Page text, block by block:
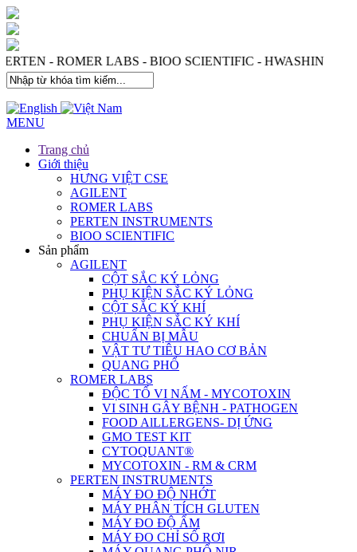
- ROMER LABS - BIOO SCIENTIFIC - HWASHIN
MENU
Trang chủ
Giới thiệu
HƯNG VIỆT CSE
AGILENT
ROMER LABS
PERTEN INSTRUMENTS
BIOO SCIENTIFIC
Sản phẩm
AGILENT
CỘT SẮC KÝ LỎNG
PHỤ KIỆN SẮC KÝ LỎNG
CỘT SẮC KÝ KHÍ
PHỤ KIỆN SẮC KÝ KHÍ
CHUẨN BỊ MẪU
VẬT TƯ TIÊU HAO CƠ BẢN
QUANG PHỔ
ROMER LABS
ĐỘC TỐ VI NẤM - MYCOTOXIN
VI SINH GÂY BỆNH - PATHOGEN
FOOD AlLLERGENS- DỊ ỨNG
GMO TEST KIT
CYTOQUANT®
MYCOTOXIN - RM & CRM
PERTEN INSTRUMENTS
MÁY ĐO ĐỘ NHỚT
MÁY PHÂN TÍCH GLUTEN
MÁY ĐO ĐỘ ẨM
MÁY ĐO CHỈ SỐ RƠI